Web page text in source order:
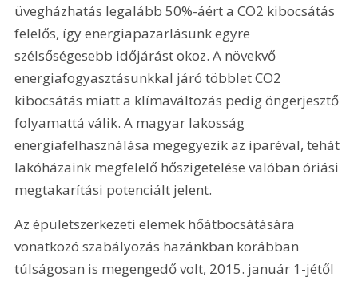
üvegházhatás legalább 50%-áért a CO2 kibocsátás
felelős, így energiapazarlásunk egyre
szélsőségesebb időjárást okoz. A növekvő
energiafogyasztásunkkal járó többlet CO2
kibocsátás miatt a klímaváltozás pedig öngerjesztő
folyamattá válik. A magyar lakosság
energiafelhasználása megegyezik az iparéval, tehát
lakóházaink megfelelő hőszigetelése valóban óriási
megtakarítási potenciált jelent.
Az épületszerkezeti elemek hőátbocsátására
vonatkozó szabályozás hazánkban korábban
túlságosan is megengedő volt, 2015. január 1-jétől